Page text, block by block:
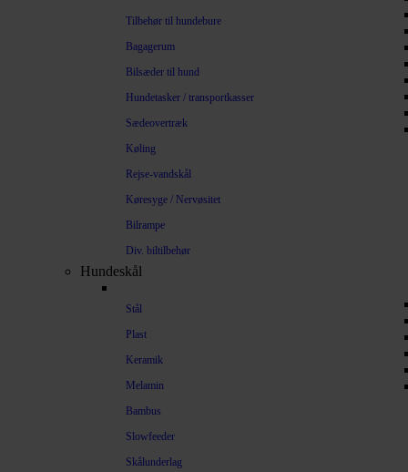
Tilbehør til hundebure
Bagagerum
Bilsæder til hund
Hundetasker / transportkasser
Sædeovertræk
Køling
Rejse-vandskål
Køresyge / Nervøsitet
Bilrampe
Div. biltilbehør
Hundeskål
Stål
Plast
Keramik
Melamin
Bambus
Slowfeeder
Skålunderlag